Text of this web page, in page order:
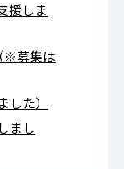
援しま
※募集は
た）
まし